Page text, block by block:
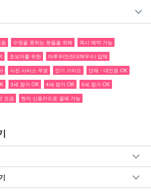
켓 포함특별 가격으로 안내☆.
』관광 & 맹그로브 SUPor 카누
길 수 있는 욕심쟁이 플랜입니다.
원 30만 명 돌파!
当サイトオリジナルプラン
수영을 못하는 분들을 위해
즉시 예약 가능
초보자를 위한
마루우(안전대책우수) 업체
사진 서비스 무료 인기 가이드
단체・대인원 OK
3세 참가 OK 4세 참가 OK
5세 참가 OK
요금 현지 신용카드로 결제 가능